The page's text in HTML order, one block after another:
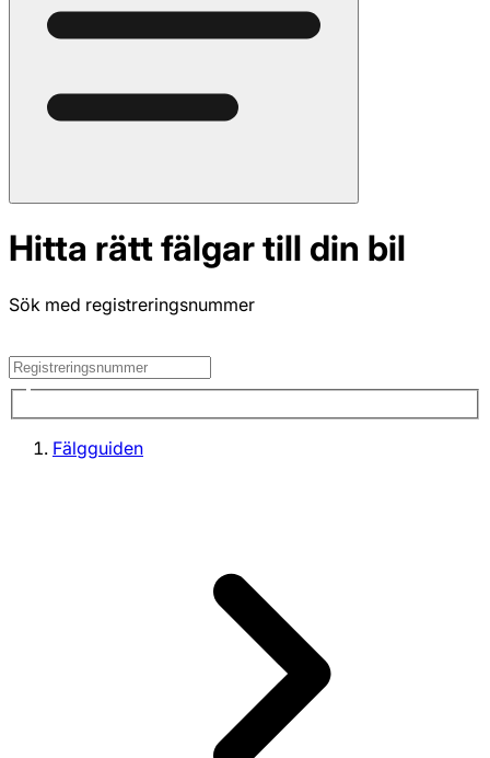
Hitta rätt fälgar till din bil
Sök med registreringsnummer
Fälgguiden